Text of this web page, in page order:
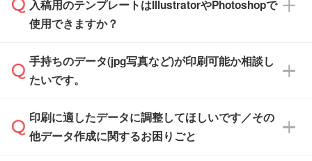
また、「データ作成サービス
せいただければ、弊社にて無料でデザインデー
タを1点作成いたします。
ザインソフトでこだわりのデザインを作成した
い方は、完全データ入稿
積・ご注文フォームにアップロードしてご入稿
ください。
ご入稿後は経験豊富なスタッフがデータに不備
がないかチェックし、お客様と確認してから印
刷に進みますので、ご安心ください。
入稿用のテンプレートはIllustratorやPhotoshopで
使用できますか？
一部商品は入稿用テンプレートのご用意があり
ます。各商品ページの『印刷方法・テンプレー
入稿用のテンプレートはPDF形式ですが、
IllustratorやPhotoshopで開いてご利用いただけ
手持ちのデータ(jpg写真など)が印刷可能か相談し
たいです。
印刷に適したデータ・解像度かどうか、担当ス
タッフが事前に確認いたします。
印刷に適したデータに調整してほしいです／その
他データ作成に関するお困りごと